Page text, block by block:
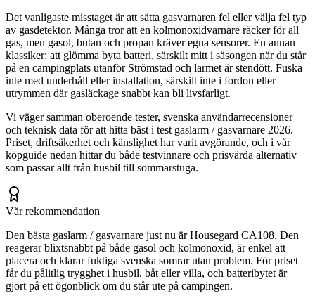
Det vanligaste misstaget är att sätta gasvarnaren fel eller välja fel typ
av gasdetektor. Många tror att en kolmonoxidvarnare räcker för all
gas, men gasol, butan och propan kräver egna sensorer. En annan
klassiker: att glömma byta batteri, särskilt mitt i säsongen när du står
på en campingplats utanför Strömstad och larmet är stendött. Fuska
inte med underhåll eller installation, särskilt inte i fordon eller
utrymmen där gasläckage snabbt kan bli livsfarligt.
Vi väger samman oberoende tester, svenska användarrecensioner
och teknisk data för att hitta bäst i test gaslarm / gasvarnare 2026.
Priset, driftsäkerhet och känslighet har varit avgörande, och i vår
köpguide nedan hittar du både testvinnare och prisvärda alternativ
som passar allt från husbil till sommarstuga.
Vår rekommendation
Den bästa gaslarm / gasvarnare just nu är Housegard CA108. Den
reagerar blixtsnabbt på både gasol och kolmonoxid, är enkel att
placera och klarar fuktiga svenska somrar utan problem. För priset
får du pålitlig trygghet i husbil, båt eller villa, och batteribytet är
gjort på ett ögonblick om du står ute på campingen.